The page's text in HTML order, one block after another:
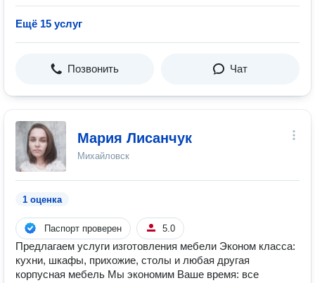
Ещё 15 услуг
Позвонить Чат
Мария Лисанчук
Михайловск
1 оценка
Паспорт проверен 5.0
Предлагаем услуги изготовления мебели Эконом класса:
кухни, шкафы, прихожие, столы и любая другая
корпусная мебель Мы экономим Ваше время: все